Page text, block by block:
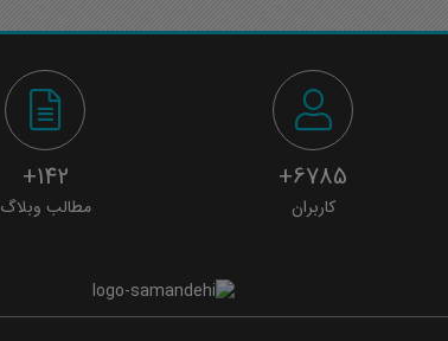
6785+
کاربران
142+
مطالب وبلاگ